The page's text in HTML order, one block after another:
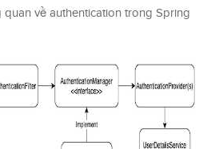
về authentication trong Spring